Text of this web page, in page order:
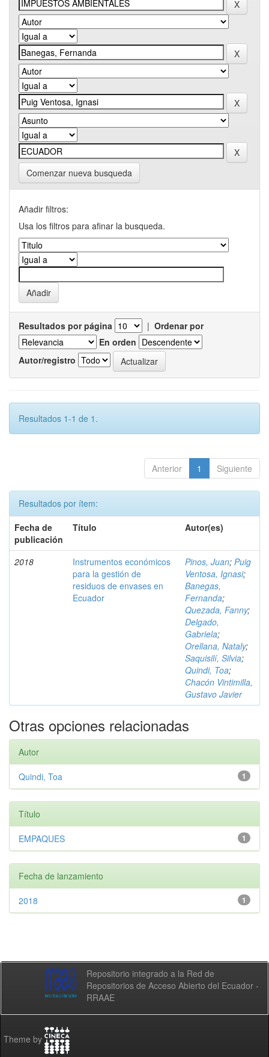
Comenzar nueva busqueda
Añadir filtros:
Usa los filtros para afinar la busqueda.
Resultados por página | Ordenar por
En orden
Autor/registro
Resultados 1-1 de 1.
Anterior 1 Siguiente
Resultados por ítem:
Fecha de
publicación
Título Autor(es)
2018
Instrumentos económicos
para la gestión de
residuos de envases en
Ecuador
Pinos, Juan; Puig
Ventosa, Ignasi;
Banegas,
Fernanda;
Quezada, Fanny;
Delgado,
Gabriela;
Orellana, Nataly;
Saquisilí, Silvia;
Quindi, Toa;
Chacón Vintimilla,
Gustavo Javier
Otras opciones relacionadas
Autor
1
Quindi, Toa
Título
1
EMPAQUES
Fecha de lanzamiento
1
2018
Repositorio integrado a la Red de
Repositorios de Acceso Abierto del Ecuador -
RRAAE
Theme by